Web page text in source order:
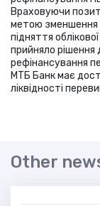
Враховуючи
метою зменшення
підняття
прийняло
рефінансування
МТБ Банк має
ліквідності
Other